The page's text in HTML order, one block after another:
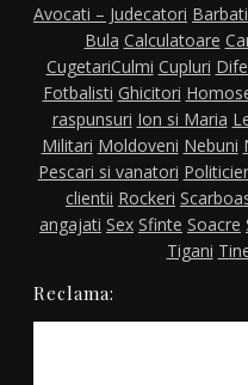
Avocati – Judecatori Barbati
Bula Calculatoare
CugetariCulmi Cupluri
Fotbalisti Ghicitori
raspunsuri Ion si Maria
Militari Moldoveni Nebuni
Pescari si vanatori
clientii Rockeri
angajati Sex Sfinte Soacre
Tigani
Reclama: